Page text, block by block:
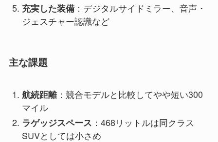
充実した装備：デジタルサイドミラー、音声・
ジェスチャー認識など
主な課題
航続距離：競合モデルと比較してやや短い300
マイル
ラゲッジスペース ：468リットルは同クラス
SUVとしては小さめ